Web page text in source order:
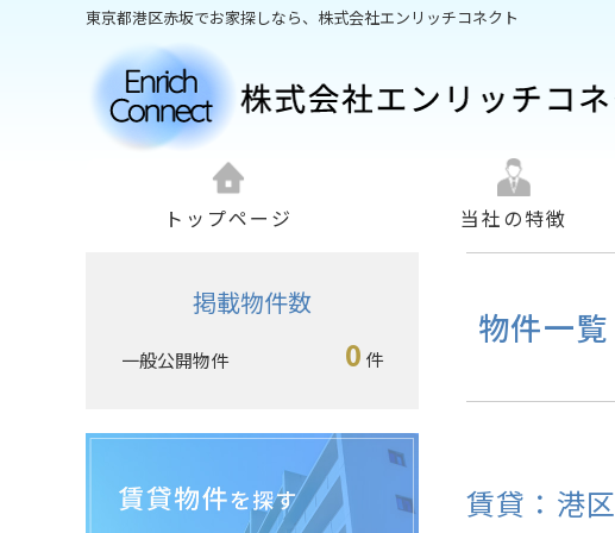
東京都港区赤坂でお家探しなら、株式会社エンリッチコネクト
トップページ 当社の特徴
物件一覧
賃貸：港区
掲載物件数
一般公開物件 0 件